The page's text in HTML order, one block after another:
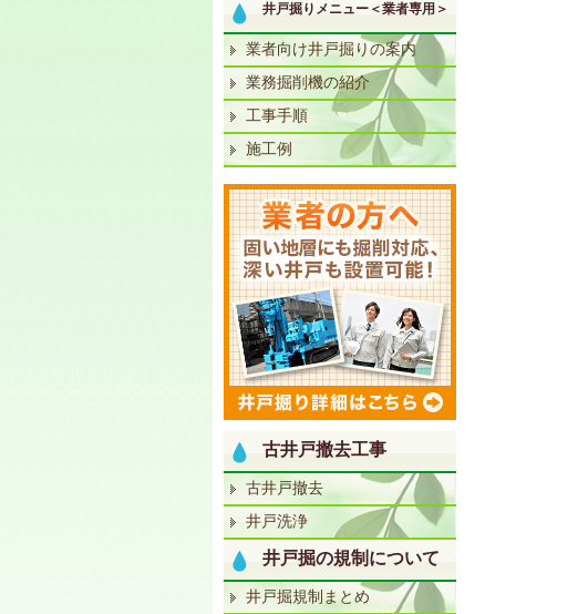
井戸掘りメニュー＜業者専用＞
業者向け井戸掘りの案内
業務掘削機の紹介
工事手順
施工例
古井戸撤去工事
古井戸撤去
井戸洗浄
井戸掘の規制について
井戸掘規制まとめ